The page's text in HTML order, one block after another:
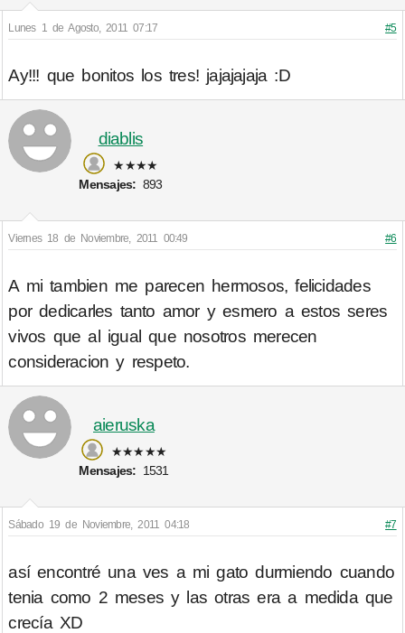
Lunes 1 de Agosto, 2011 07:17 #5
Ay!!! que bonitos los tres! jajajajaja :D
diablis
★★★★
Mensajes: 893
Viernes 18 de Noviembre, 2011 00:49 #6
A mi tambien me parecen hermosos, felicidades
por dedicarles tanto amor y esmero a estos seres
vivos que al igual que nosotros merecen
consideracion y respeto.
aieruska
★★★★★
Mensajes: 1531
Sábado 19 de Noviembre, 2011 04:18 #7
así encontré una ves a mi gato durmiendo cuando
tenia como 2 meses y las otras era a medida que
crecía XD